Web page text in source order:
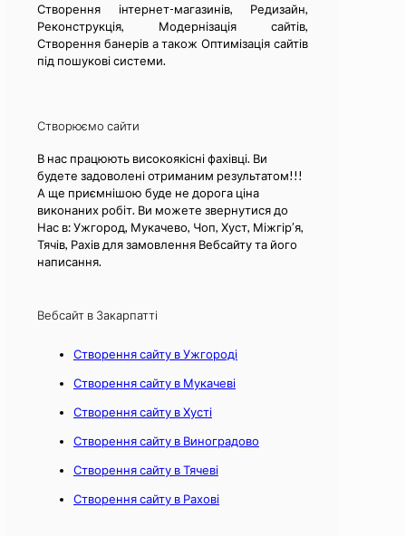
Створення інтернет-магазинів, Редизайн,
Реконструкція, Модернізація сайтів,
Створення банерів а також Оптимізація сайтів
під пошукові системи.
Створюємо сайти
В нас працюють високоякісні фахівці. Ви
будете задоволені отриманим результатом!!!
А ще приємнішою буде не дорога ціна
виконаних робіт. Ви можете звернутися до
Нас в: Ужгород, Мукачево, Чоп, Хуст, Міжгір’я,
Тячів, Рахів для замовлення Вебсайту та його
написання.
Вебсайт в Закарпатті
Створення сайту в Ужгороді
Створення сайту в Мукачеві
Створення сайту в Хусті
Створення сайту в Виноградово
Створення сайту в Тячеві
Створення сайту в Рахові